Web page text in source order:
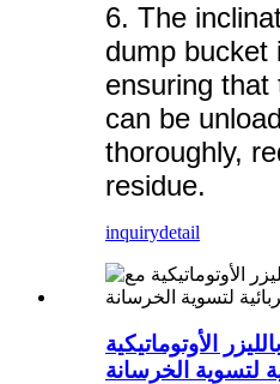
6. The
dump bucket
ensuring that
can be
thoroughly,
residue.
inquirydetail
الأوتوماتيكية
لتسوية الخرسانة